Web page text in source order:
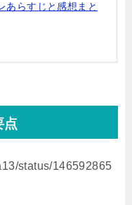
あらすじと感想まと
点
status/146592865